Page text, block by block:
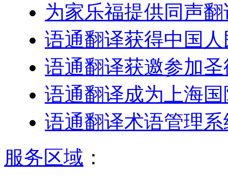
为家乐福提供同声
语通翻译获得中国
语通翻译获邀参加
语通翻译成为上海
语通翻译术语管理
服务区域 ：